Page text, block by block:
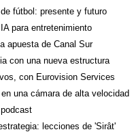
fútbol: presente y futuro
para entretenimiento
apuesta de Canal Sur
con una nueva estructura
con Eurovision Services
una cámara de alta velocidad
lecciones de 'Sirât'